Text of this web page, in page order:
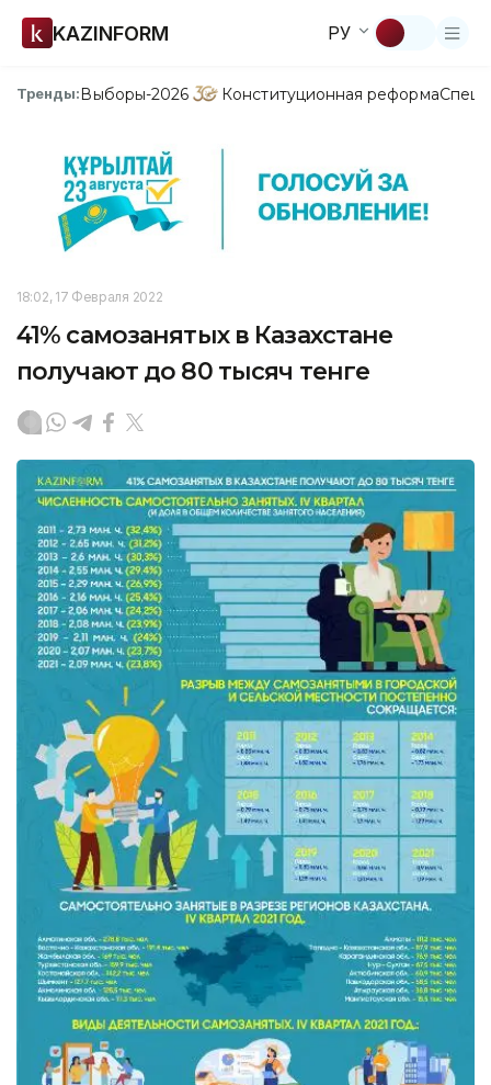
KAZINFORM РУ
Тренды:Выборы-2026 Конституционная реформа
18:02, 17 Февраля 2022
41% самозанятых в Казахстане
получают до 80 тысяч тенге